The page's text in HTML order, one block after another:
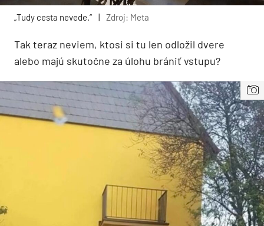
„Tudy cesta nevede.“ | Zdroj: Meta
Tak teraz neviem, ktosi si tu len odložil dvere
alebo majú skutočne za úlohu brániť vstupu?